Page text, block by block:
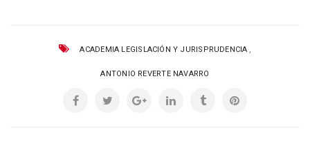
ACADEMIA LEGISLACIÓN Y JURISPRUDENCIA ,
ANTONIO REVERTE NAVARRO